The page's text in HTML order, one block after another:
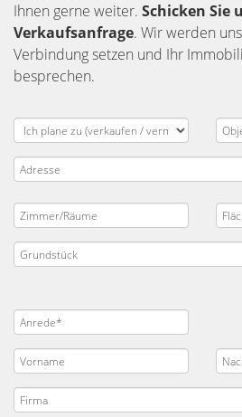
Ihnen gerne weiter. Schicken Sie
Verkaufsanfrage. Wir werden
Verbindung setzen und Ihr
besprechen.